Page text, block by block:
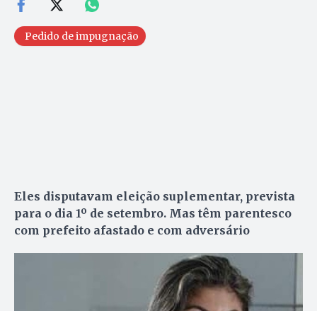
Pedido de impugnação
Eles disputavam eleição suplementar, prevista
para o dia 1º de setembro. Mas têm parentesco
com prefeito afastado e com adversário